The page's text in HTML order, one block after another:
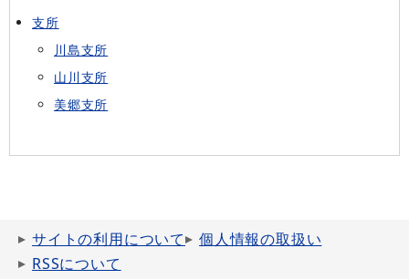
支所
川島支所
山川支所
美郷支所
サイトの利用について
個人情報の取扱い
RSSについて